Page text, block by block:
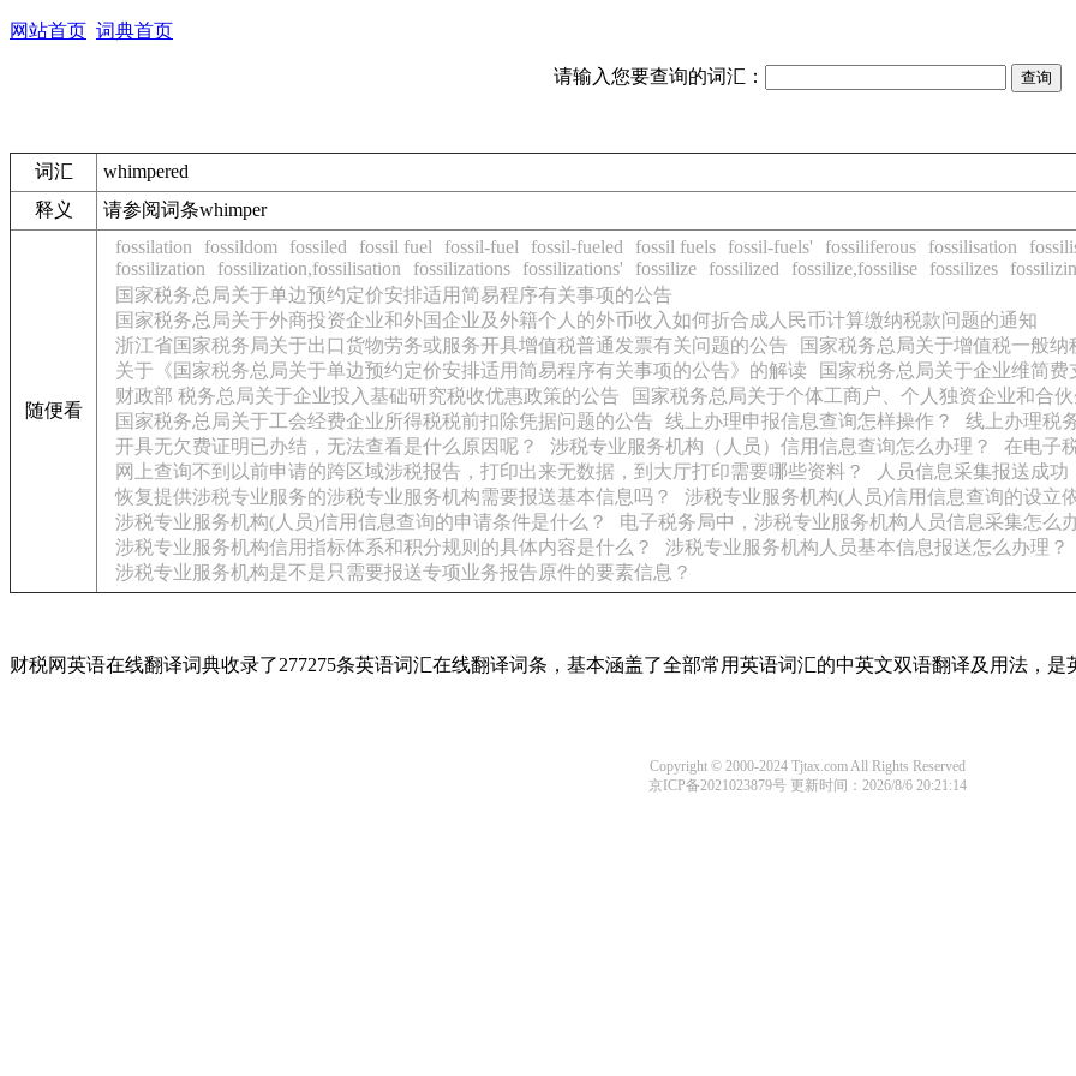
网站首页 词典首页
请输入您要查询的词汇：
词汇
whimpered
释义
请参阅词条whimper
随便看
fossilation fossildom fossiled fossil fuel fossil-fuel fossil-fueled fossil fuels fossil-fuels' fossiliferous fossilisation
fossilization
fossilization,fossilisation fossilizations fossilizations' fossilize fossilized fossilize,fossilise fossilizes
国家税务总局关于单边预约定价安排适用简易程序有关事项的公告
国家税务总局关于外商投资企业和外国企业及外籍个人的外币收入如何折合成人民币计算缴纳税款问题的通知
浙江省国家税务局关于出口货物劳务或服务开具增值税普通发票有关问题的公告
国家税务总局关于增值税一般
关于《国家税务总局关于单边预约定价安排适用简易程序有关事项的公告》的解读
国家税务总局关于企业维简
财政部 税务总局关于企业投入基础研究税收优惠政策的公告
国家税务总局关于个体工商户、个人独资企业和合
国家税务总局关于工会经费企业所得税税前扣除凭据问题的公告
线上办理申报信息查询怎样操作？
线上办理税
开具无欠费证明已办结，无法查看是什么原因呢？
涉税专业服务机构（人员）信用信息查询怎么办理？
在电子
网上查询不到以前申请的跨区域涉税报告，打印出来无数据，到大厅打印需要哪些资料？
人员信息采集报送成
恢复提供涉税专业服务的涉税专业服务机构需要报送基本信息吗？
涉税专业服务机构(人员)信用信息查询的设立
涉税专业服务机构(人员)信用信息查询的申请条件是什么？
电子税务局中，涉税专业服务机构人员信息采集怎么
涉税专业服务机构信用指标体系和积分规则的具体内容是什么？
涉税专业服务机构人员基本信息报送怎么办理？
涉税专业服务机构是不是只需要报送专项业务报告原件的要素信息？
财税网英语在线翻译词典收录了277275条英语词汇在线翻译词条，基本涵盖了全部常用英语词汇的中英文双语翻译及用法，是
Copyright © 2000-2024 Tjtax.com All Rights Reserved
京ICP备2021023879号更新时间：2026/8/6 20:21:14